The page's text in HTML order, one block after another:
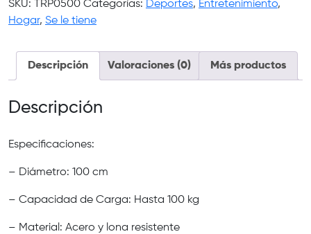
SKU: TRP0500 Categorías: Deportes, Entretenimiento,
Hogar, Se le tiene
Descripción Valoraciones (0) Más productos
Descripción
Especificaciones:
– Diámetro: 100 cm
– Capacidad de Carga: Hasta 100 kg
– Material: Acero y lona resistente